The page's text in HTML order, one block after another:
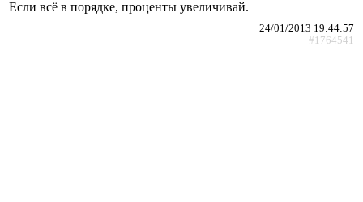
Если всё в порядке, проценты увеличивай.
24/01/2013 19:44:57
#1764541